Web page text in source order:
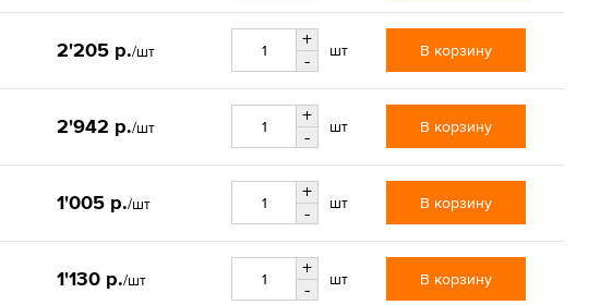
2'205 р./шт
+
-
шт В корзину
2'942 р./шт
+
-
шт В корзину
1'005 р./шт
+
-
шт В корзину
1'130 р./шт
+
-
шт В корзину